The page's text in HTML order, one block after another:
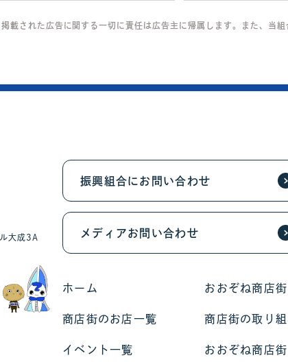
載された広告に関する一切に責任は広告主に帰属します。また、当組
大成3A
振興組合にお問い合わせ
メディアお問い合わせ
ホーム
商店街のお店一覧
イベント一覧
おおぞね商店
商店街の取り
おおぞね商店